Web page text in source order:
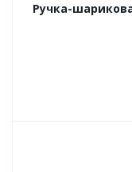
Ручка-